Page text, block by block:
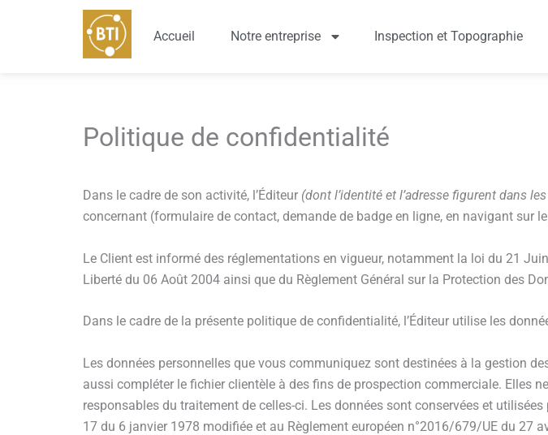
Accueil Notre entreprise Inspection et Topographie
Politique de confidentialité
Dans le cadre de son activité, l’Éditeur (dont l’identité et l’adresse figurent dans
concernant (formulaire de contact, demande de badge en ligne, en navigant sur
Le Client est informé des réglementations en vigueur, notamment la loi du 21
Liberté du 06 Août 2004 ainsi que du Règlement Général sur la Protection des
Dans le cadre de la présente politique de confidentialité, l’Éditeur utilise les
Les données personnelles que vous communiquez sont destinées à la gestion
aussi compléter le fichier clientèle à des fins de prospection commerciale. Elles
responsables du traitement de celles-ci. Les données sont conservées et
17 du 6 janvier 1978 modifiée et au Règlement européen n°2016/679/UE du 27